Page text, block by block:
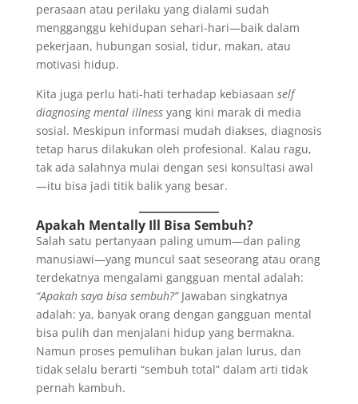
perasaan atau perilaku yang dialami sudah
mengganggu kehidupan sehari-hari—baik dalam
pekerjaan, hubungan sosial, tidur, makan, atau
motivasi hidup.
Kita juga perlu hati-hati terhadap kebiasaan self
diagnosing mental illnessyang kini marak di media
sosial. Meskipun informasi mudah diakses, diagnosis
tetap harus dilakukan oleh profesional. Kalau ragu,
tak ada salahnya mulai dengan sesi konsultasi awal
—itu bisa jadi titik balik yang besar.
Apakah Mentally Ill Bisa Sembuh?
Salah satu pertanyaan paling umum—dan paling
manusiawi—yang muncul saat seseorang atau orang
terdekatnya mengalami gangguan mental adalah:
“Apakah saya bisa sembuh?”Jawaban singkatnya
adalah: ya, banyak orang dengan gangguan mental
bisa pulih dan menjalani hidup yang bermakna.
Namun proses pemulihan bukan jalan lurus, dan
tidak selalu berarti “sembuh total” dalam arti tidak
pernah kambuh.